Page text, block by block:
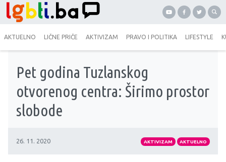
AKTUELNO LIČNE PRIČE AKTIVIZAM PRAVO I POLITIKA LIFESTYLE
Pet godina Tuzlanskog
otvorenog centra: Širimo prostor
slobode
26. 11. 2020 AKTIVIZAM AKTUELNO